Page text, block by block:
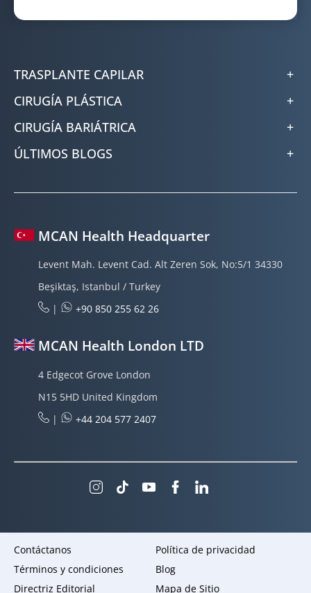
TRASPLANTE CAPILAR
CIRUGÍA PLÁSTICA
CIRUGÍA BARIÁTRICA
ÚLTIMOS BLOGS
MCAN Health Headquarter
Levent Mah. Levent Cad. Alt Zeren Sok, No:5/1 34330
Beşiktaş, Istanbul / Turkey
|
+90 850 255 62 26
MCAN Health London LTD
4 Edgecot Grove London
N15 5HD United Kingdom
|
+44 204 577 2407
Contáctanos
Política de privacidad
Términos y condiciones
Blog
Directriz Editorial
Mapa de Sitio